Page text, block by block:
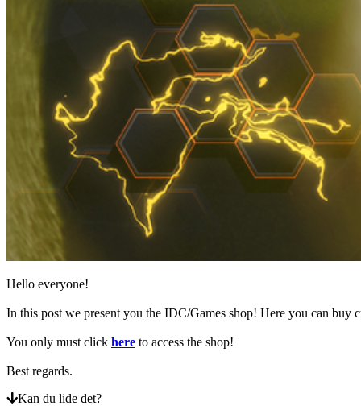
events
Nyheder
Medier
Guides
Fora
Hello everyone!
In this post we present you the IDC/Games shop! Here you can buy
You only must click here to access the shop!
Best regards.
Kan du lide det?